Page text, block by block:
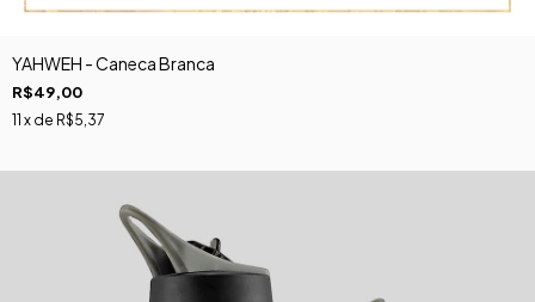
YAHWEH - Caneca Branca
R$49,00
11 x de R$5,37